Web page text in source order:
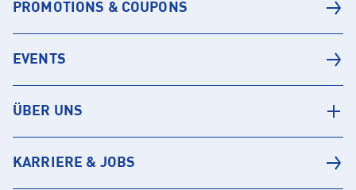
PROMOTIONS & COUPONS
EVENTS
ÜBER UNS
KARRIERE & JOBS